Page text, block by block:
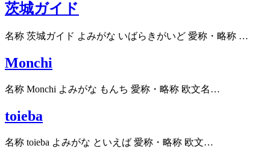
茨城ガイド
名称 茨城ガイド よみがな いばらきがいど 愛称・略称 …
Monchi
名称 Monchi よみがな もんち 愛称・略称 欧文名…
toieba
名称 toieba よみがな といえば 愛称・略称 欧文…